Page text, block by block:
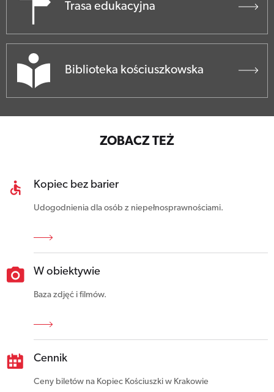
Trasa edukacyjna
Biblioteka kościuszkowska
ZOBACZ TEŻ
Kopiec bez barier
Udogodnienia dla osób z niepełnosprawnościami.
W obiektywie
Baza zdjęć i filmów.
Cennik
Ceny biletów na Kopiec Kościuszki w Krakowie